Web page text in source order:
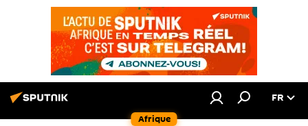
Afrique
FR